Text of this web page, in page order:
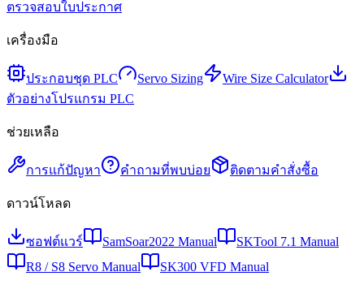
ตรวจสอบใบประกาศ
เครื่องมือ
ประกอบชุด PLC Servo Sizing
Wire Size Calculator
ตัวอย่างโปรแกรม PLC
ช่วยเหลือ
การแก้ปัญหา คำถามที่พบบ่อย ติดตามคำสั่งซื้อ
ดาวน์โหลด
ซอฟต์แวร์ SamSoar2022 Manual
SKTool 7.1 Manual
R8 / S8 Servo Manual
SK300 VFD Manual